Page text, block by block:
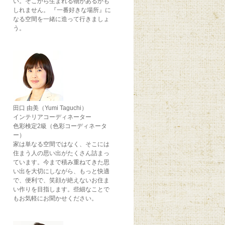
しれません。 『一番好きな場所』に
なる空間を一緒に造って行きましょ
う。
田口 由美（Yumi Taguchi）
インテリアコーディネーター
色彩検定2級（色彩コーディネータ
ー）
家は単なる空間ではなく、そこには
住まう人の思い出がたくさん詰まっ
ています。今まで積み重ねてきた思
い出を大切にしながら、もっと快適
で、便利で、笑顔が絶えないお住ま
い作りを目指します。些細なことで
もお気軽にお聞かせください。